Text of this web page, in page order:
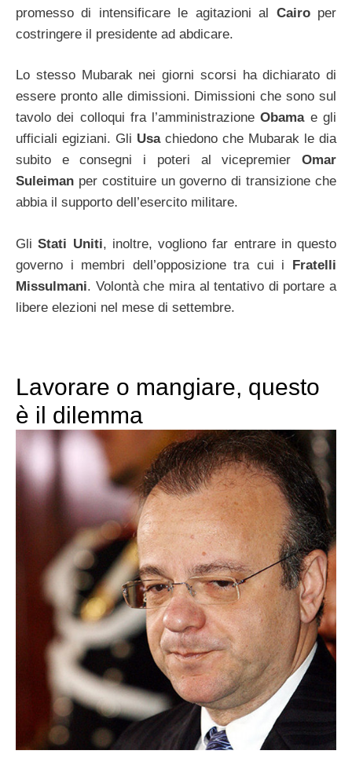
promesso di intensificare le agitazioni al Cairo per
costringere il presidente ad abdicare.
Lo stesso Mubarak nei giorni scorsi ha dichiarato di
essere pronto alle dimissioni. Dimissioni che sono sul
tavolo dei colloqui fra l’amministrazioneObama e gli
ufficiali egiziani. Gli Usa chiedono che Mubarak le dia
subito e consegni i poteri al vicepremier Omar
Suleiman per costituire un governo di transizione che
abbia il supporto dell’esercito militare.
GliStati Uniti, inoltre, vogliono far entrare in questo
governo i membri dell’opposizione tra cui i Fratelli
Missulmani. Volontà che mira al tentativo di portare a
libere elezioni nel mese di settembre.
Lavorare o mangiare, questo
è il dilemma